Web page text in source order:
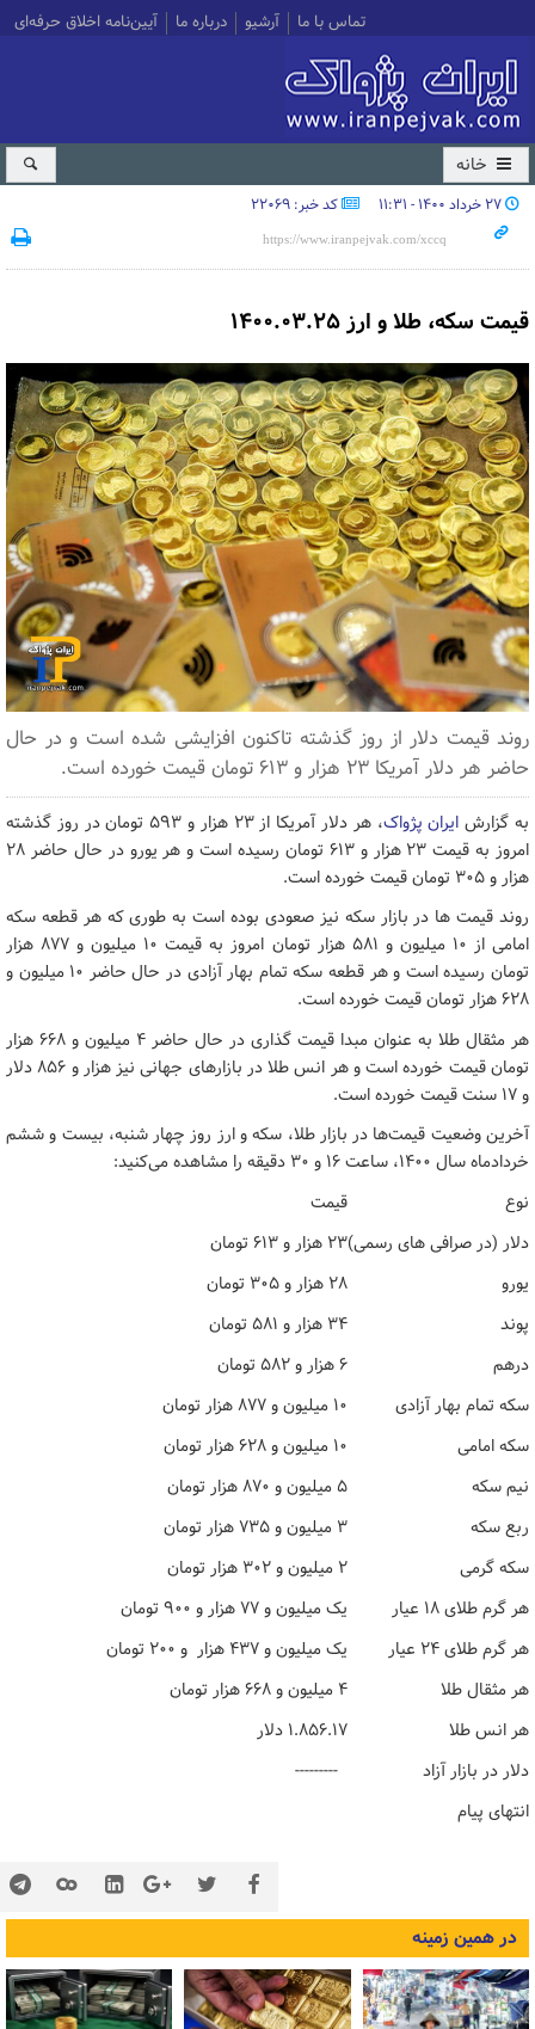
تماس با ما آرشیو درباره ما آیین‌نامه اخلاق حرفه‌ای
خانه
۲۷ خرداد ۱۴۰۰ - ۱۱:۳۱ کد خبر: 22069
قیمت سکه، طلا و ارز ۱۴۰۰.۰۳.۲۵
روند قیمت دلار از روز گذشته تاکنون افزایشی شده است و در حال
حاضر هر دلار آمریکا ۲۳ هزار و ۶۱۳ تومان قیمت خورده است.
به گزارش ایران پژواک
، هر دلار آمریکا از ۲۳ هزار و ۵۹۳ تومان در روز گذشته
امروز به قیمت ۲۳ هزار و ۶۱۳ تومان رسیده است و هر یورو در حال حاضر ۲۸
هزار و ۳۰۵ تومان قیمت خورده است.
روند قیمت ها در بازار سکه نیز صعودی بوده است به طوری که هر قطعه سکه
امامی از ۱۰ میلیون و ۵۸۱ هزار تومان امروز به قیمت ۱۰ میلیون و ۸۷۷ هزار
تومان رسیده است و هر قطعه سکه تمام بهار آزادی در حال حاضر ۱۰ میلیون و
۶۲۸ هزار تومان قیمت خورده است.
هر مثقال طلا به عنوان مبدا قیمت گذاری در حال حاضر ۴ میلیون و ۶۶۸ هزار
تومان قیمت خورده است و هر انس طلا در بازارهای جهانی نیز هزار و ۸۵۶ دلار
و ۱۷ سنت قیمت خورده است.
آخرین وضعیت قیمت‌ها در بازار طلا، سکه و ارز روز چهار شنبه، بیست و ششم
خردادماه سال ۱۴۰۰، ساعت ۱۶ و ۳۰ دقیقه را مشاهده می‌کنید:
نوع
قیمت
دلار (در صرافی های رسمی)۲۳ هزار و ۶۱۳ تومان
یورو
۲۸ هزار و ۳۰۵ تومان
پوند
۳۴ هزار و ۵۸۱ تومان
درهم
۶ هزار و ۵۸۲ تومان
سکه تمام بهار آزادی
۱۰ میلیون و ۸۷۷ هزار تومان
سکه امامی
۱۰ میلیون و ۶۲۸ هزار تومان
نیم سکه
۵ میلیون و ۸۷۰ هزار تومان
ربع سکه
۳ میلیون و ۷۳۵ هزار تومان
سکه گرمی
۲ میلیون و ۳۰۲ هزار تومان
هر گرم طلای ۱۸ عیار
یک میلیون و ۷۷ هزار و ۹۰۰ تومان
هر گرم طلای ٢۴ عیار
یک میلیون و ۴۳۷ هزار و ۲۰۰ تومان
هر مثقال طلا
۴ میلیون و ۶۶۸ هزار تومان
هر انس طلا
۱.۸۵۶.۱۷ دلار
دلار در بازار آزاد
---------
انتهای پیام
در همین زمینه